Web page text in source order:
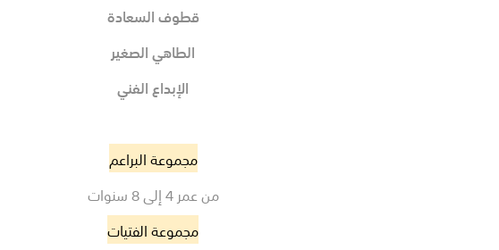
قطوف السعادة
الطاهي الصغير
الإبداع الفني
مجموعة البراعم
من عمر 4 إلى 8 سنوات
مجموعة الفتيات